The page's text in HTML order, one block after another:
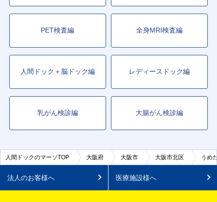
PET検査編 全身MRI検査編
人間ドック＋脳ドック編 レディースドック編
乳がん検診編 大腸がん検診編
人間ドックのマーソTOP 大阪府 大阪市 大阪市北区 うめ
法人のお客様へ 医療施設様へ